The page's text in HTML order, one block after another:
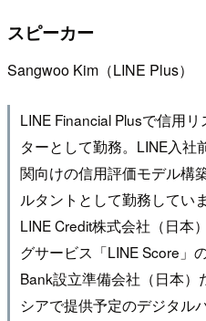
スピーカー
Sangwoo Kim（LINE Plus）
LINE Financial Plusで信用
ターとして勤務。LINE入
関向けの信用評価モデル構
ルタントとして勤務していま
LINE Credit株式会社（日本
グサービス「LINE Score」
Bank設立準備会社（日本
シアで提供予定のデジタル